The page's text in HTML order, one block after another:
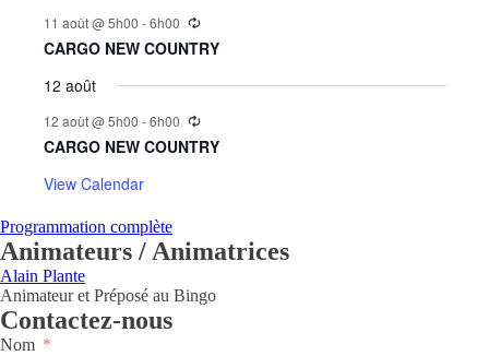
11 août @ 5h00 -6h00
CARGO NEW COUNTRY
12 août
12 août @ 5h00 -6h00
CARGO NEW COUNTRY
View Calendar
Programmation complète
Animateurs / Animatrices
Alain Plante
Animateur et Préposé au Bingo
Contactez-nous
Nom